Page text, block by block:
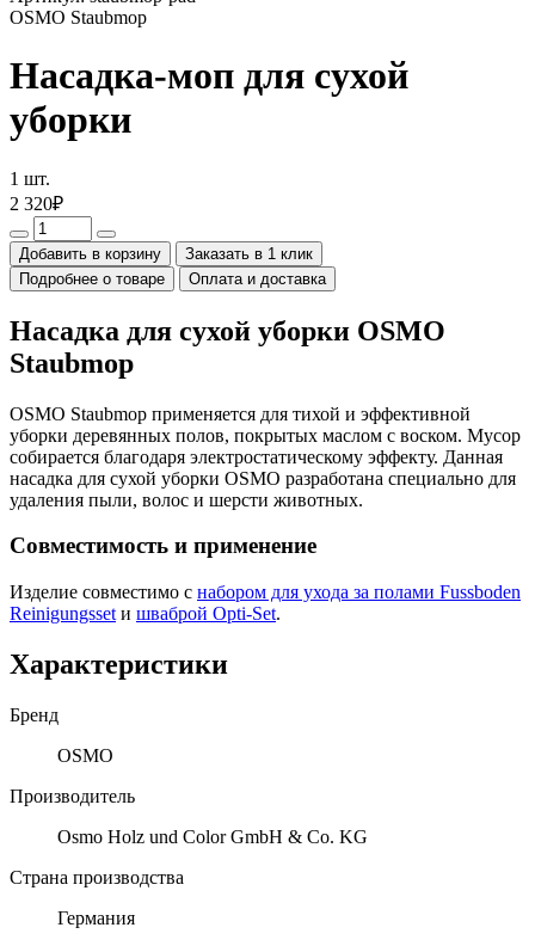
OSMO Staubmop
Насадка-моп для сухой
уборки
1 шт.
2 320₽
Добавить в корзину
Заказать в 1 клик
Подробнее о товаре
Оплата и доставка
Насадка для сухой уборки OSMO
Staubmop
OSMO Staubmop применяется для тихой и эффективной
уборки деревянных полов, покрытых маслом с воском. Мусор
собирается благодаря электростатическому эффекту. Данная
насадка для сухой уборки OSMO разработана специально для
удаления пыли, волос и шерсти животных.
Совместимость и применение
Изделие совместимо с набором для ухода за полами Fussboden
Reinigungsset и шваброй Opti-Set.
Характеристики
Бренд
OSMO
Производитель
Osmo Holz und Color GmbH & Co. KG
Страна производства
Германия